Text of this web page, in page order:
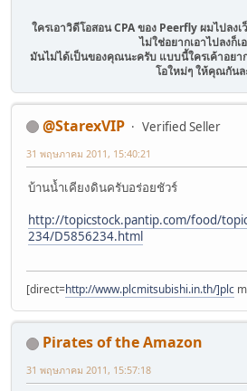
ใครเอาวิดีโอสอน CPA ของ Peerfly ผมไปลง
ไม่ใช่อยากเอาไปลงก็เ
มันไม่ได้เป็นของคุณนะครับ แบบนี้ใครเค้าอย
โอใหม่ๆ ให้คุณกันล
@StarexVIP
Verified Seller
31 พฤษภาคม 2011, 15:40:21
บ้านน้ำเคียงดินครับอร่อยชัวร์
http://topicstock.pantip.com/food/
234/D5856234.html
[direct=http://www.plcmitsubishi.in.th/]plc
Pirates of the Amazon
31 พฤษภาคม 2011, 15:57:18